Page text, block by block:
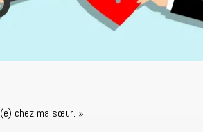
chez ma sœur. »